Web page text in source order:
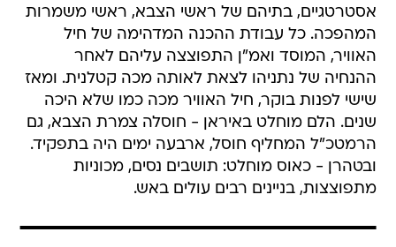
אסטרטגיים, בתיהם של ראשי הצבא, ראשי משמרות
המהפכה. כל עבודת ההכנה המדהימה של חיל
האוויר, המוסד ואמ"ן התפוצצה עליהם לאחר
ההנחיה של נתניהו לצאת לאותה מכה קטלנית. ומאז
שישי לפנות בוקר, חיל האוויר מכה כמו שלא היכה
שנים. הלם מוחלט באיראן - חוסלה צמרת הצבא, גם
הרמטכ"ל המחליף חוסל, ארבעה ימים היה בתפקיד.
ובטהרן - כאוס מוחלט: תושבים נסים, מכוניות
מתפוצצות, בניינים רבים עולים באש.